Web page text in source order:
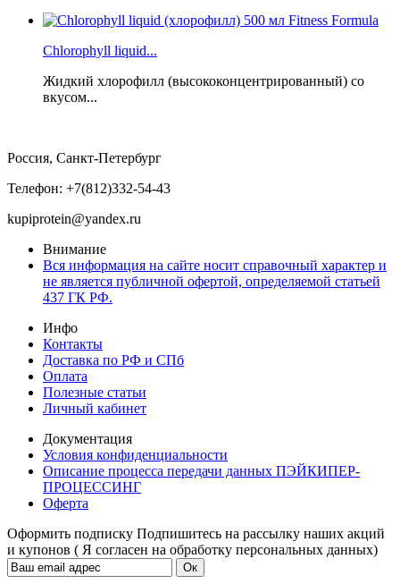
Chlorophyll liquid...
Жидкий хлорофилл (высококонцентрированный) со
вкусом...
Россия, Санкт-Петербург
Телефон: +7(812)332-54-43
kupiprotein@yandex.ru
Внимание
Вся информация на сайте носит справочный характер и
не является публичной офертой, определяемой статьей
437 ГК РФ.
Инфо
Контакты
Доставка по РФ и СПб
Оплата
Полезные статьи
Личный кабинет
Документация
Условия конфиденциальности
Описание процесса передачи данных ПЭЙКИПЕР-
ПРОЦЕССИНГ
Оферта
Оформить подписку Подпишитесь на рассылку наших акций
и купонов ( Я согласен на обработку персональных данных)